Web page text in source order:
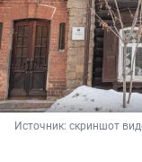
Источник: скриншот